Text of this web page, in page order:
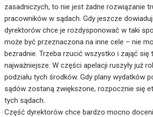
zasadniczych, to nie jest żadne rozwiązanie
pracowników w sądach. Gdy jeszcze
dyrektorów chce je rozdysponować w taki
może być przeznaczona na inne cele – nie
bezradnie. Trzeba rzucić wszystko i zająć się
najważniejsze. W części apelacji ruszyły już
podziału tych środków. Gdy plany wydatków
sądów zostaną zwiększone, rozpocznie się
tych sądach.
Część dyrektorów chce bardzo mocno